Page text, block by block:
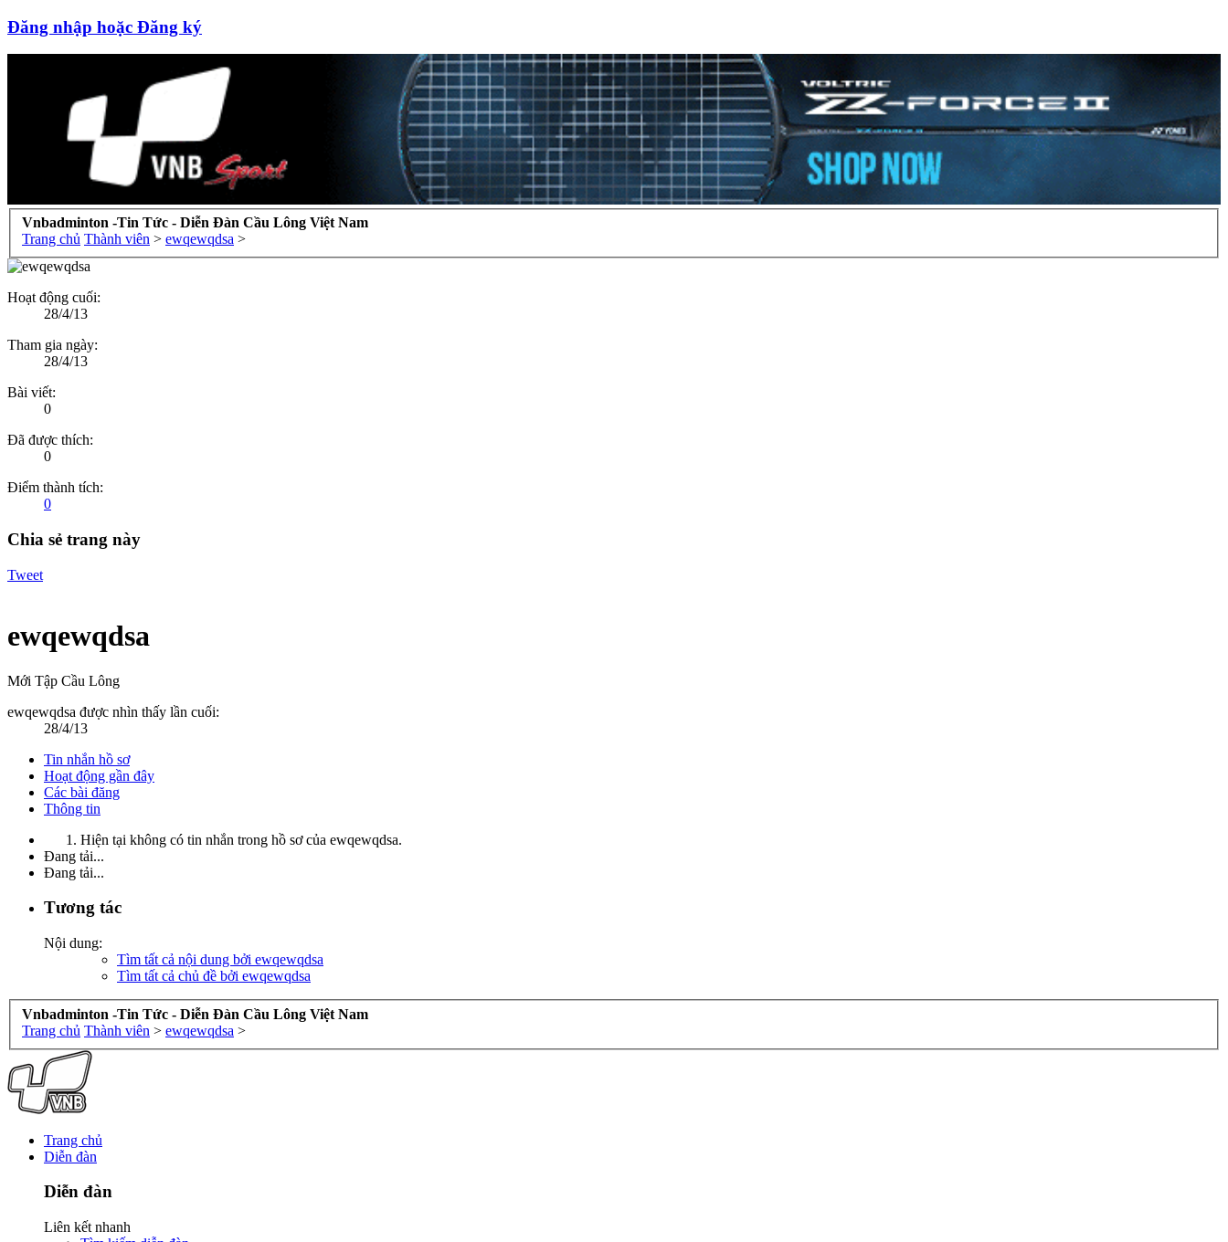
Đăng nhập hoặc Đăng ký
Vnbadminton -Tin Tức - Diễn Đàn Cầu Lông Việt Nam
Trang chủ Thành viên > ewqewqdsa >
Hoạt động cuối:
28/4/13
Tham gia ngày:
28/4/13
Bài viết:
0
Đã được thích:
0
Điểm thành tích:
0
Chia sẻ trang này
Tweet
ewqewqdsa
Mới Tập Cầu Lông
ewqewqdsa được nhìn thấy lần cuối:
28/4/13
Tin nhắn hồ sơ
Hoạt động gần đây
Các bài đăng
Thông tin
Hiện tại không có tin nhắn trong hồ sơ của ewqewqdsa.
Đang tải...
Đang tải...
Tương tác
Nội dung:
Tìm tất cả nội dung bởi ewqewqdsa
Tìm tất cả chủ đề bởi ewqewqdsa
Vnbadminton -Tin Tức - Diễn Đàn Cầu Lông Việt Nam
Trang chủ Thành viên > ewqewqdsa >
Trang chủ
Diễn đàn
Diễn đàn
Liên kết nhanh